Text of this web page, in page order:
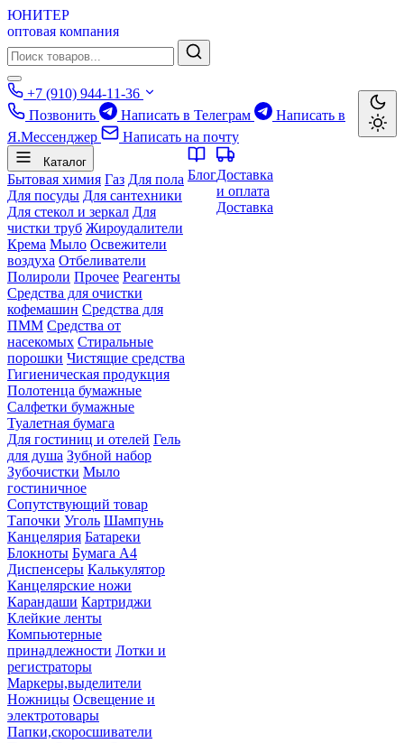
ЮНИТЕР
оптовая компания
+7 (910) 944-11-36
Позвонить
Написать в Телеграм
Написать в
Я.Мессенджер
Написать на почту
Каталог
Бытовая химия Газ Для пола
Для посуды Для сантехники
Для стекол и зеркал Для
чистки труб Жироудалители
Крема Мыло Освежители
воздуха Отбеливатели
Полироли Прочее Реагенты
Средства для очистки
кофемашин Средства для
ПММ Средства от
насекомых Стиральные
порошки Чистящие средства
Гигиеническая продукция
Полотенца бумажные
Салфетки бумажные
Туалетная бумага
Для гостиниц и отелей Гель
для душа Зубной набор
Зубочистки Мыло
гостиничное
Сопутствующий товар
Тапочки Уголь Шампунь
Канцелярия Батареки
Блокноты Бумага А4
Диспенсеры Калькулятор
Канцелярские ножи
Карандаши Картриджи
Клейкие ленты
Компьютерные
принадлежности Лотки и
регистраторы
Маркеры,выделители
Ножницы Освещение и
электротовары
Папки,скоросшиватели
БлогДоставка
и оплата
Доставка